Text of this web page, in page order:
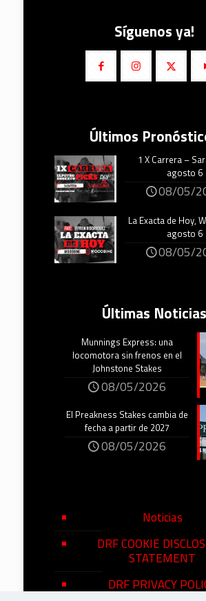
Síguenos ya!
Últimos
1 X Carrera –
agosto 6
08/05/
La Exacta de Hoy,
agosto 6
08/05/
Últimas Noticias
Munnings Express: una
locomotora sin frenos en el
Johnstone Stakes
08/05/2026
El Preakness Stakes cambia de
fecha a partir de 2027
08/05/2026
Noticias
DRF COOKIE
STATEMENT
DRF PRIVACY